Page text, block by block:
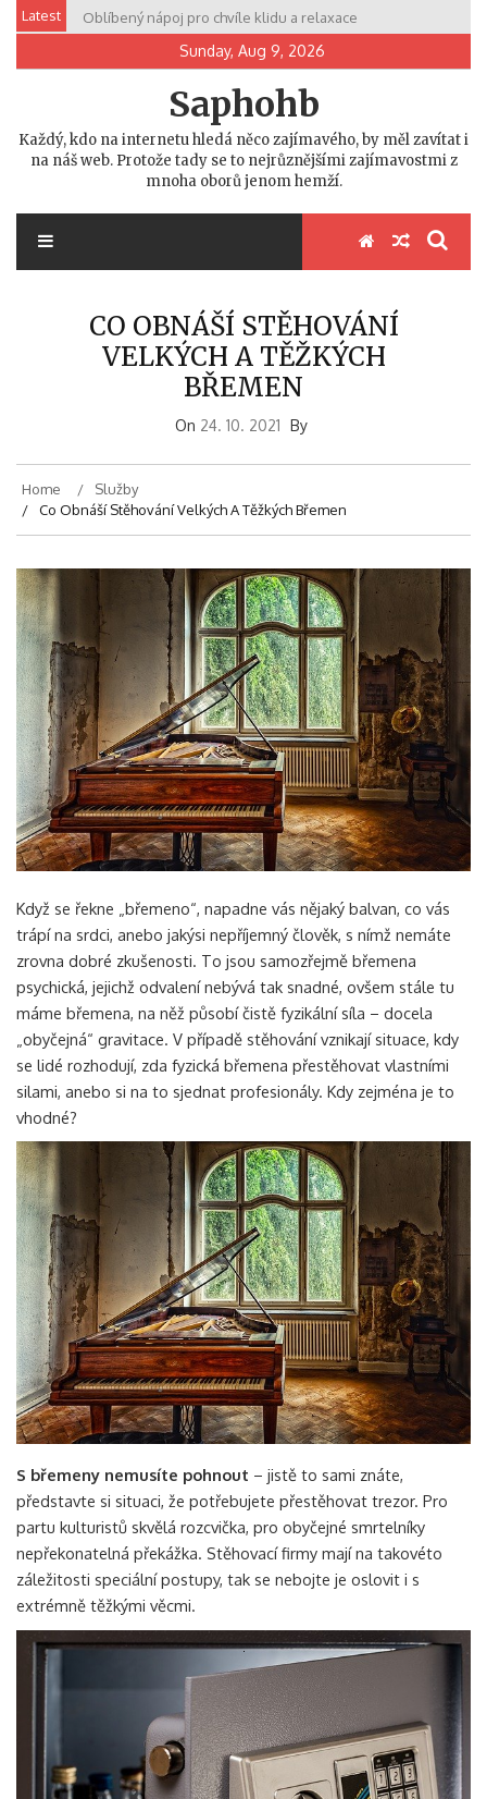
Skip
content
Latest Oblíbený nápoj pro chvíle klidu a relaxace
Sunday, Aug 9, 2026
Saphohb
Každý, kdo na internetu hledá něco zajímavého, by měl zavítat i
na náš web. Protože tady se to nejrůznějšími zajímavostmi z
mnoha oborů jenom hemží.
Vyhledávání
CO OBNÁŠÍ STĚHOVÁNÍ
VELKÝCH A TĚŽKÝCH
BŘEMEN
On 24. 10. 2021 By
Home
Služby
Co Obnáší Stěhování Velkých A Těžkých Břemen
Když se řekne „břemeno“, napadne vás nějaký balvan, co vás
trápí na srdci, anebo jakýsi nepříjemný člověk, s nímž nemáte
zrovna dobré zkušenosti. To jsou samozřejmě břemena
psychická, jejichž odvalení nebývá tak snadné, ovšem stále tu
máme břemena, na něž působí čistě fyzikální síla – docela
„obyčejná“ gravitace. V případě stěhování vznikají situace, kdy
se lidé rozhodují, zda fyzická břemena přestěhovat vlastními
silami, anebo si na to sjednat profesionály. Kdy zejména je to
vhodné?
S břemeny nemusíte pohnout – jistě to sami znáte,
představte si situaci, že potřebujete přestěhovat trezor. Pro
partu kulturistů skvělá rozcvička, pro obyčejné smrtelníky
nepřekonatelná překážka. Stěhovací firmy mají na takovéto
záležitosti speciální postupy, tak se nebojte je oslovit i s
extrémně těžkými věcmi.